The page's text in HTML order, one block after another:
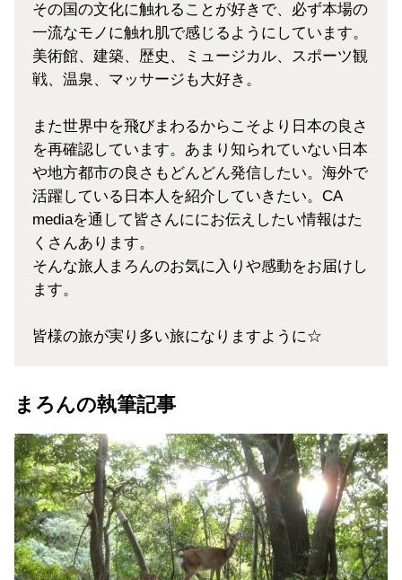
その国の文化に触れることが好きで、必ず本場の
一流なモノに触れ肌で感じるようにしています。
美術館、建築、歴史、ミュージカル、スポーツ観
戦、温泉、マッサージも大好き。
また世界中を飛びまわるからこそより 日本の良さ
を再確認しています。あまり知られていない日本
や地方都市の良さもどんどん発信したい。海外で
活躍している日本人を紹介していきたい。CA
mediaを通して皆さんににお伝えしたい情報はた
くさんあります。
そんな旅人まろんのお気に入りや感動をお届けし
ます。
皆様の旅が実り多い旅になりますように☆
まろんの執筆記事